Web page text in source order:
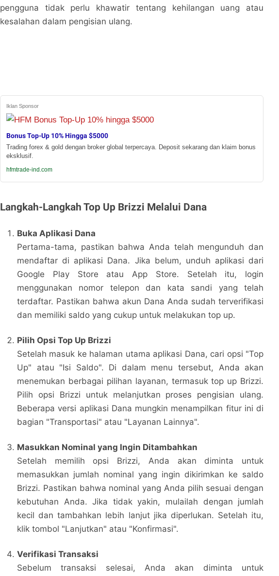
pengguna tidak perlu khawatir tentang kehilangan uang atau
kesalahan dalam pengisian ulang.
Iklan Sponsor
Bonus Top-Up 10% Hingga $5000
Trading forex & gold dengan broker global terpercaya. Deposit sekarang dan klaim bonus
eksklusif.
hfmtrade-ind.com
Langkah-Langkah Top Up Brizzi Melalui Dana
Buka Aplikasi Dana
Pertama-tama, pastikan bahwa Anda telah mengunduh dan
mendaftar di aplikasi Dana. Jika belum, unduh aplikasi dari
Google Play Store atau App Store. Setelah itu, login
menggunakan nomor telepon dan kata sandi yang telah
terdaftar. Pastikan bahwa akun Dana Anda sudah terverifikasi
dan memiliki saldo yang cukup untuk melakukan top up.
Pilih Opsi Top Up Brizzi
Setelah masuk ke halaman utama aplikasi Dana, cari opsi "Top
Up" atau "Isi Saldo". Di dalam menu tersebut, Anda akan
menemukan berbagai pilihan layanan, termasuk top up Brizzi.
Pilih opsi Brizzi untuk melanjutkan proses pengisian ulang.
Beberapa versi aplikasi Dana mungkin menampilkan fitur ini di
bagian "Transportasi" atau "Layanan Lainnya".
Masukkan Nominal yang Ingin Ditambahkan
Setelah memilih opsi Brizzi, Anda akan diminta untuk
memasukkan jumlah nominal yang ingin dikirimkan ke saldo
Brizzi. Pastikan bahwa nominal yang Anda pilih sesuai dengan
kebutuhan Anda. Jika tidak yakin, mulailah dengan jumlah
kecil dan tambahkan lebih lanjut jika diperlukan. Setelah itu,
klik tombol "Lanjutkan" atau "Konfirmasi".
Verifikasi Transaksi
Sebelum transaksi selesai, Anda akan diminta untuk